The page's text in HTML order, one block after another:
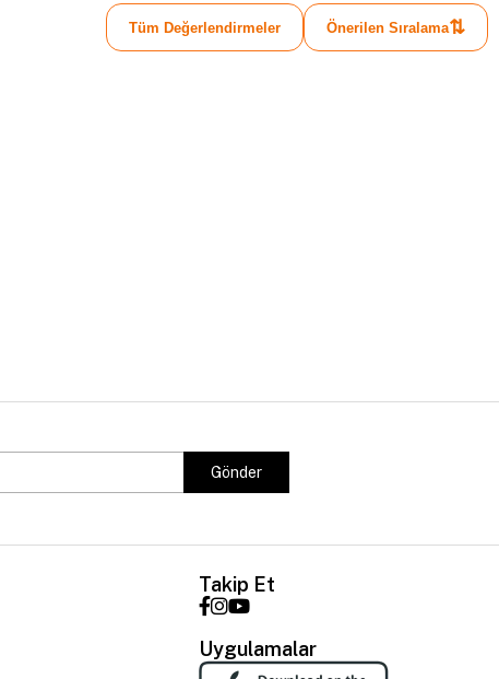
Tüm Değerlendirmeler Önerilen Sıralama⇅
Gönder
Takip Et
Uygulamalar